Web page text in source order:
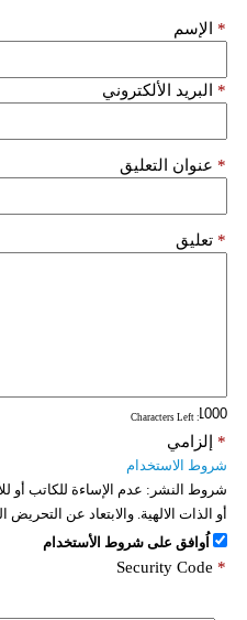
الإسم *
البريد الألكتروني *
عنوان التعليق *
تعليق *
: Characters Left
إلزامي *
شروط الاستخدام
شروط النشر: عدم الإساءة للكاتب أو
أو الذات الالهية. والابتعاد عن
اُوافق على شروط الأستخدام
Security Code *